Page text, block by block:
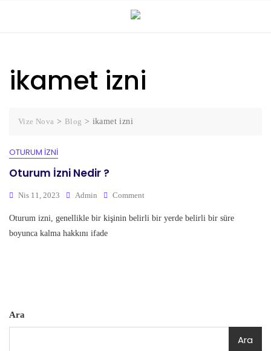
ikamet izni
Vize Nova > Blog > ikamet izni
OTURUM İZNI
Oturum İzni Nedir ?
Nis 11, 2023 Admin Comment
Oturum izni, genellikle bir kişinin belirli bir yerde belirli bir süre
boyunca kalma hakkını ifade
Ara
Ara